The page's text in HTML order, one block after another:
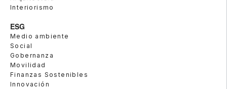
Interiorismo
ESG
Medio ambiente
Social
Gobernanza
Movilidad
Finanzas Sostenibles
Innovación